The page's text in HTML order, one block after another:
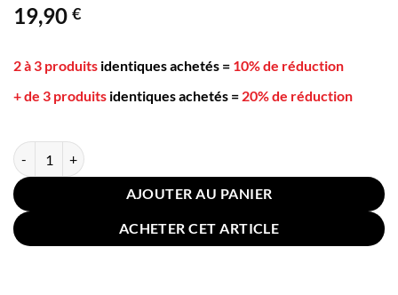
19,90 €
2 à 3 produits identiques achetés = 10% de réduction
+ de 3 produits identiques achetés = 20% de réduction
quantité de Coussin Support Tablette Triangle 27x25cm Marron
AJOUTER AU PANIER
ACHETER CET ARTICLE